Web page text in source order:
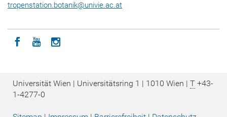
tropenstation.botanik@univie.ac.at
Icon facebook
Icon youtube
Icon instagram
Universität Wien | Universitätsring 1 | 1010 Wien | T +43-
1-4277-0